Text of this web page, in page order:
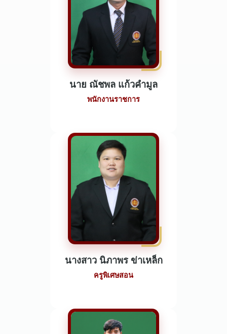
นาย ณัชพล แก้วคำมูล
พนักงานราชการ
นางสาว นิภาพร ข่าเหล็ก
ครูพิเศษสอน